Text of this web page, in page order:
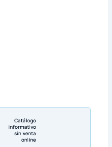
Catálogo
informativo
sin venta
online